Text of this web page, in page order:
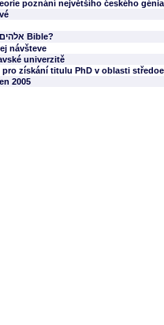
poznání největšího českého génia
Je الله Koránu stejný jako אלהים Bible?
návšteve
univerzitě
získání titulu PhD v oblasti
2005